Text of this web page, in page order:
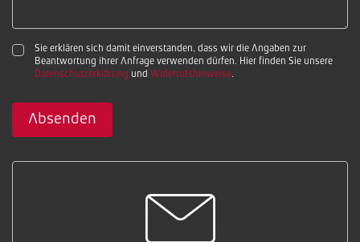
Sie erklären sich damit einverstanden, dass wir die Angaben zur
Beantwortung ihrer Anfrage verwenden dürfen. Hier finden Sie unsere
Datenschutzerklärung und Widerrufshinweise.
Absenden